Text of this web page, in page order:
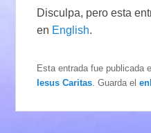
Disculpa, pero esta
en English.
Esta entrada fue publicada
Iesus Caritas . Guarda el